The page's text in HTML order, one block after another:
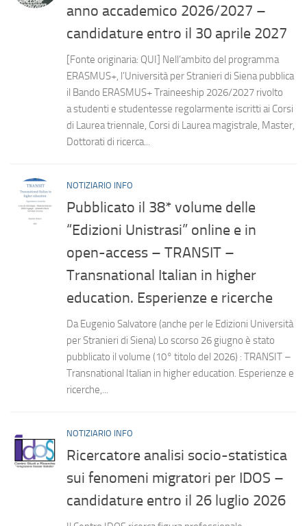
anno accademico 2026/2027 –
candidature entro il 30 aprile 2027
[Fonte originaria: QUI] Nell’ambito del programma
ERASMUS+, l’Università per Stranieri di Siena pubblica
il Bando ERASMUS+ Traineeship 2026/2027 rivolto
a studenti e studentesse regolarmente iscritti ai Corsi
di Laurea triennale, Corsi di Laurea magistrale, Master,
Dottorati di ricerca...
NOTIZIARIO INFO
Pubblicato il 38* volume delle
“Edizioni Unistrasi” online e in
open-access – TRANSIT –
Transnational Italian in higher
education. Esperienze e ricerche
Da Eugenio Salvatore (anche per le Edizioni Università
per Stranieri di Siena) Lo scorso 26 giugno è stato
pubblicato il volume (10° titolo del 2026) : TRANSIT –
Transnational Italian in higher education. Esperienze e
ricerche,...
NOTIZIARIO INFO
Ricercatore analisi socio-statistica
sui fenomeni migratori per IDOS –
candidature entro il 26 luglio 2026